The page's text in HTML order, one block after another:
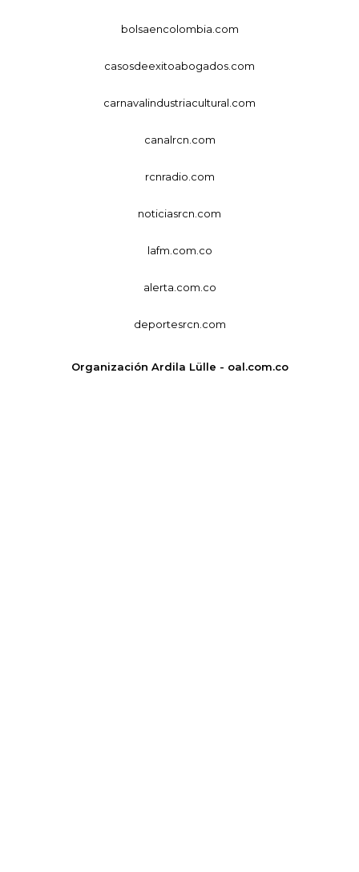
bolsaencolombia.com
casosdeexitoabogados.com
carnavalindustriacultural.com
canalrcn.com
rcnradio.com
noticiasrcn.com
lafm.com.co
alerta.com.co
deportesrcn.com
Organización Ardila Lülle - oal.com.co